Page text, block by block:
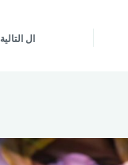
ال التالية